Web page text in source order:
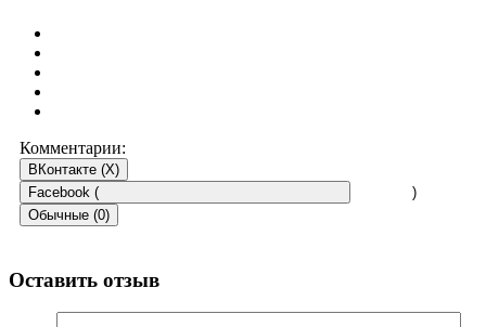
Комментарии:
ВКонтакте (X)
Facebook (
)
Обычные (0)
Оставить отзыв